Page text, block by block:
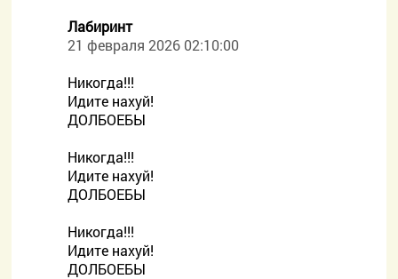
Лабиринт
21 февраля 2026 02:10:00
Никогда!!!
Идите нахуй!
ДОЛБОЕБЫ
Никогда!!!
Идите нахуй!
ДОЛБОЕБЫ
Никогда!!!
Идите нахуй!
ДОЛБОЕБЫ